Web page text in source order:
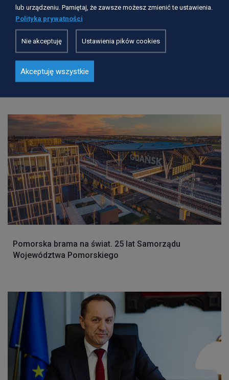
25 lat przemian energetycznych na Pomorzu. Dziś 60
procent energii elektrycznej w regionie jest z OZE
Pomorska brama na świat. 25 lat Samorządu
Województwa Pomorskiego
lub urządzeniu. Pamiętaj, że zawsze możesz zmienić te ustawienia.
Polityka prywatności
Nie akceptuję Ustawienia pików cookies
Akceptuję wszystkie